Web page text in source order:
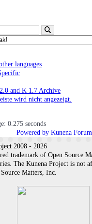
languages
and K 1.7 Archive
wird nicht angezeigt.
0.275 seconds
Powered by Kunena Forum
2008 - 2026
trademark of Open Source
The Kunena Project is not
Matters, Inc.